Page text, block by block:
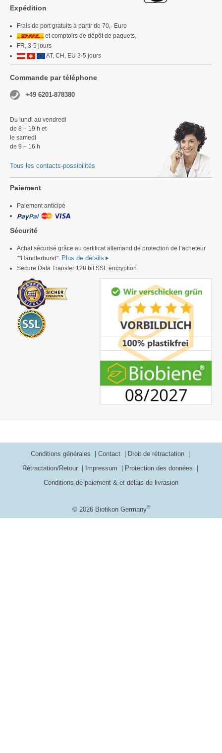
Expédition
Frais de port gratuits à partir de 70,- Euro
et comptoirs de dépôt de paquets,
FR, 3-5 jours
AT, CH, EU 3-5 jours
Commande par téléphone
+49 6201-878380
Du lundi au vendredi
de 8 – 19 h et
le samedi
de 9 – 16 h
Tous les contacts-possibilités
Paiement
Paiement anticipé
Sécurité
Achat sécurisé grâce au certificat allemand de protection de l’acheteur
""Händlerbund". Plus de détails
Secure Data Transfer 128 bit SSL encryption
© 2026 Biotikon Germany®
Conditions générales Contact
Droit de rétractation
Rétractation/Retour
Impressum
Protection des données
Conditions de paiement & et délais de livrasion